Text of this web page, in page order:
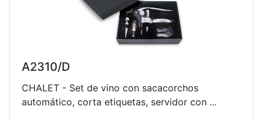
A2310/D
CHALET - Set de vino con sacacorchos
automático, corta etiquetas, servidor con ...